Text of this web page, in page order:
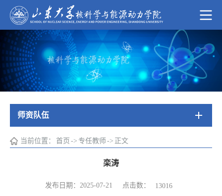
师资队伍
当前位置： 首页 -> 专任教师 -> 正文
栾涛
发布日期：2025-07-21 点击数： 13016